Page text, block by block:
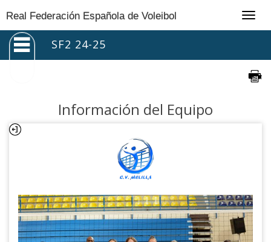
Real Federación Española de Voleibol
SF2 24-25
Información del Equipo